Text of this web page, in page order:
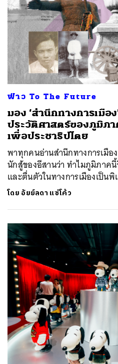
ฟ่าว To The Future
มอง ‘สำนึกทางการเมือ
ประวัติศาสตร์ของภูมิภา
เพื่อประชาธิปไตย
พาทุกคนอ่านสำนึกทางการเมือ
นักสู้ของอีสานว่า ทำไมภูมิภาค
และตื่นตัวในทางการเมืองเป็นพิ
โดย อัยย์ลดา แซ่โค้ว